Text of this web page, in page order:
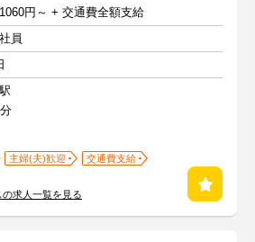
円～ + 交通費全額支給
員
主婦(夫)歓迎
交通費支給
求人一覧を見る